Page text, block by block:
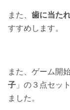
また、 歯に当た
すすめします。
また、ゲーム開
子 」の３点セッ
ました。